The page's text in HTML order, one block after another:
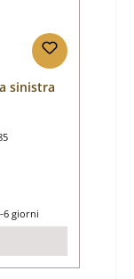
sinistra
6 giorni